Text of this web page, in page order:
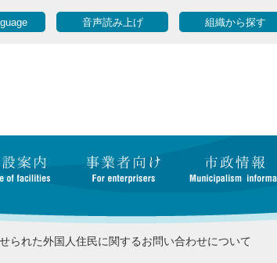
音声読み上げ 組織から探す
られた外国人住民に関するお問い合わせについて